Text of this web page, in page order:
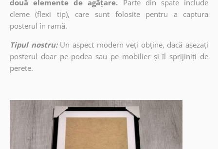
două elemente de agățare. Parte din spate include
cleme (flexi tip), care sunt folosite pentru a captura
posterul în ramă.
Tipul nostru: Un aspect modern veți obține, dacă așezați
posterul doar pe podea sau pe mobilier și îl sprijiniți de
perete.